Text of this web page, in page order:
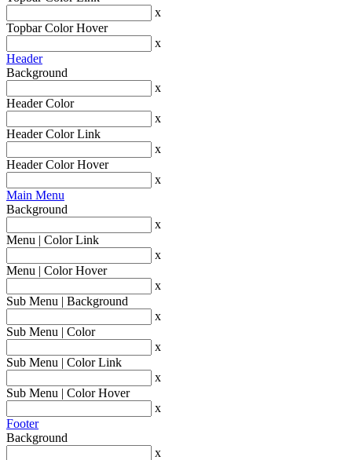
x
Topbar Color Hover
x
Header
Background
x
Header Color
x
Header Color Link
x
Header Color Hover
x
Main Menu
Background
x
Menu | Color Link
x
Menu | Color Hover
x
Sub Menu | Background
x
Sub Menu | Color
x
Sub Menu | Color Link
x
Sub Menu | Color Hover
x
Footer
Background
x